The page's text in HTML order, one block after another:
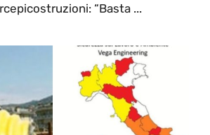
“Basta ...